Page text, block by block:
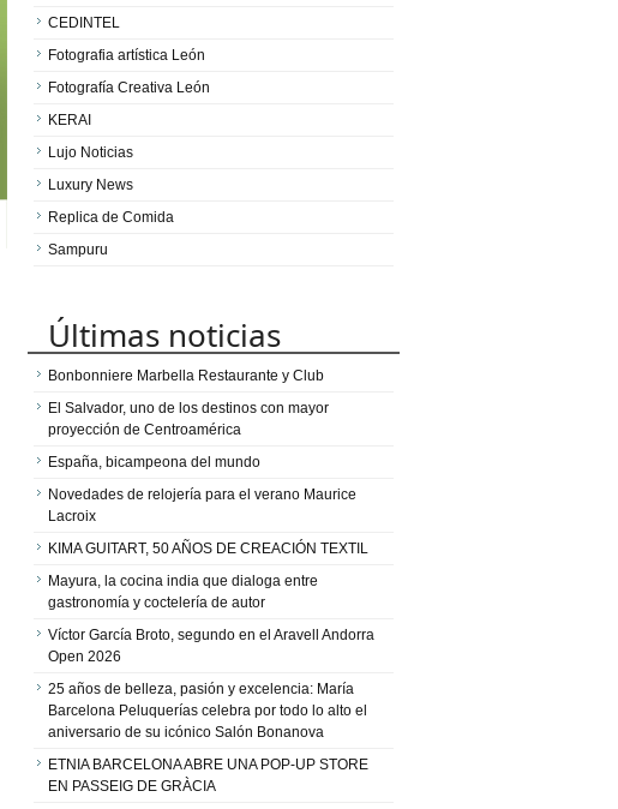
CEDINTEL
Fotografia artística León
Fotografía Creativa León
KERAI
Lujo Noticias
Luxury News
Replica de Comida
Sampuru
Últimas noticias
Bonbonniere Marbella Restaurante y Club
El Salvador, uno de los destinos con mayor
proyección de Centroamérica
España, bicampeona del mundo
Novedades de relojería para el verano Maurice
Lacroix
KIMA GUITART, 50 AÑOS DE CREACIÓN TEXTIL
Mayura, la cocina india que dialoga entre
gastronomía y coctelería de autor
Víctor García Broto, segundo en el Aravell Andorra
Open 2026
25 años de belleza, pasión y excelencia: María
Barcelona Peluquerías celebra por todo lo alto el
aniversario de su icónico Salón Bonanova
ETNIA BARCELONA ABRE UNA POP-UP STORE
EN PASSEIG DE GRÀCIA